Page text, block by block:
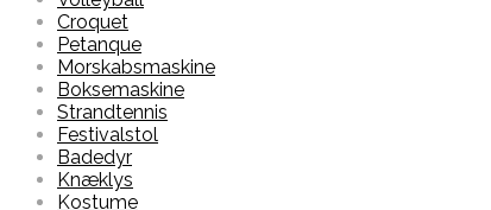
Croquet
Petanque
Morskabsmaskine
Boksemaskine
Strandtennis
Festivalstol
Badedyr
Knæklys
Kostume